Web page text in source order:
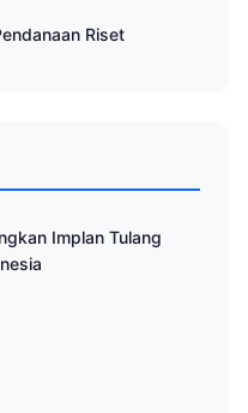
Riset
Implan Tulang